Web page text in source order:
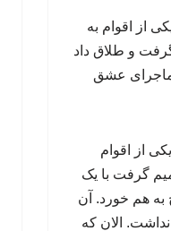
از اقوام‌
گرفت با یک
به هم خورد. آن
الان که